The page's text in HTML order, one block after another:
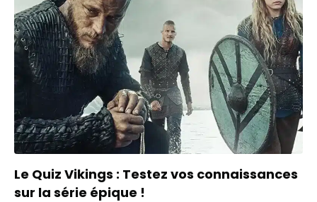
Le Quiz Vikings : Testez vos connaissances
sur la série épique !